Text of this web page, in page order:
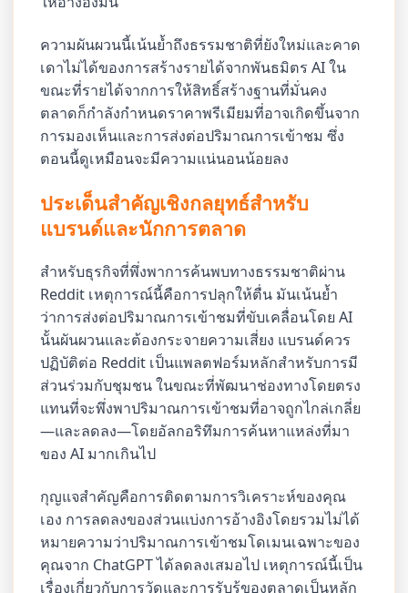
ความผันผวนนี้เน้นย้ำถึงธรรมชาติที่ยังใหม่และคาด
เดาไม่ได้ของการสร้างรายได้จากพันธมิตร AI ใน
ขณะที่รายได้จากการให้สิทธิ์สร้างฐานที่มั่นคง
ตลาดก็กำลังกำหนดราคาพรีเมียมที่อาจเกิดขึ้นจาก
การมองเห็นและการส่งต่อปริมาณการเข้าชม ซึ่ง
ตอนนี้ดูเหมือนจะมีความแน่นอนน้อยลง
ประเด็นสำคัญเชิงกลยุทธ์สำหรับ
แบรนด์และนักการตลาด
สำหรับธุรกิจที่พึ่งพาการค้นพบทางธรรมชาติผ่าน
Reddit เหตุการณ์นี้คือการปลุกให้ตื่น มันเน้นย้ำ
ว่าการส่งต่อปริมาณการเข้าชมที่ขับเคลื่อนโดย AI
นั้นผันผวนและต้องกระจายความเสี่ยง แบรนด์ควร
ปฏิบัติต่อ Reddit เป็นแพลตฟอร์มหลักสำหรับการมี
ส่วนร่วมกับชุมชน ในขณะที่พัฒนาช่องทางโดยตรง
แทนที่จะพึ่งพาปริมาณการเข้าชมที่อาจถูกไกล่เกลี่ย
—และลดลง—โดยอัลกอริทึมการค้นหาแหล่งที่มา
ของ AI มากเกินไป
กุญแจสำคัญคือการติดตามการวิเคราะห์ของคุณ
เอง การลดลงของส่วนแบ่งการอ้างอิงโดยรวมไม่ได้
หมายความว่าปริมาณการเข้าชมโดเมนเฉพาะของ
คุณจาก ChatGPT ได้ลดลงเสมอไป เหตุการณ์นี้เป็น
เรื่องเกี่ยวกับการวัดและการรับรู้ของตลาดเป็นหลัก